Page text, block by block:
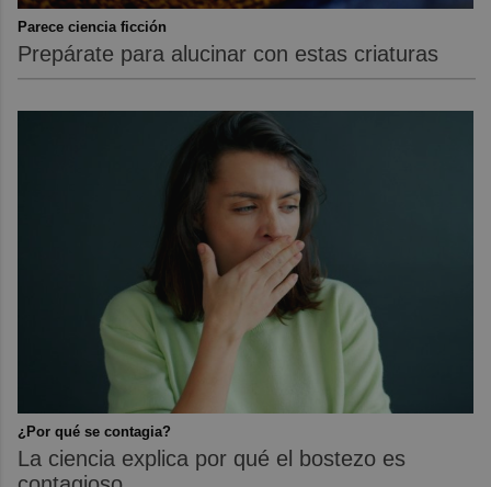
Parece ciencia ficción
Prepárate para alucinar con estas criaturas
¿Por qué se contagia?
La ciencia explica por qué el bostezo es